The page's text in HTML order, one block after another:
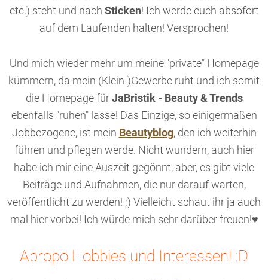
etc.) steht und nach Sticken! Ich werde euch absofort
auf dem Laufenden halten! Versprochen!
Und mich wieder mehr um meine "private" Homepage
kümmern, da mein (Klein-)Gewerbe ruht und ich somit
die Homepage für JaBristik - Beauty & Trends
ebenfalls "ruhen" lasse! Das Einzige, so einigermaßen
Jobbezogene, ist mein Beautyblog, den ich weiterhin
führen und pflegen werde. Nicht wundern, auch hier
habe ich mir eine Auszeit gegönnt, aber, es gibt viele
Beiträge und Aufnahmen, die nur darauf warten,
veröffentlicht zu werden! ;) Vielleicht schaut ihr ja auch
mal hier vorbei! Ich würde mich sehr darüber freuen!♥
Apropo Hobbies und Interessen! :D